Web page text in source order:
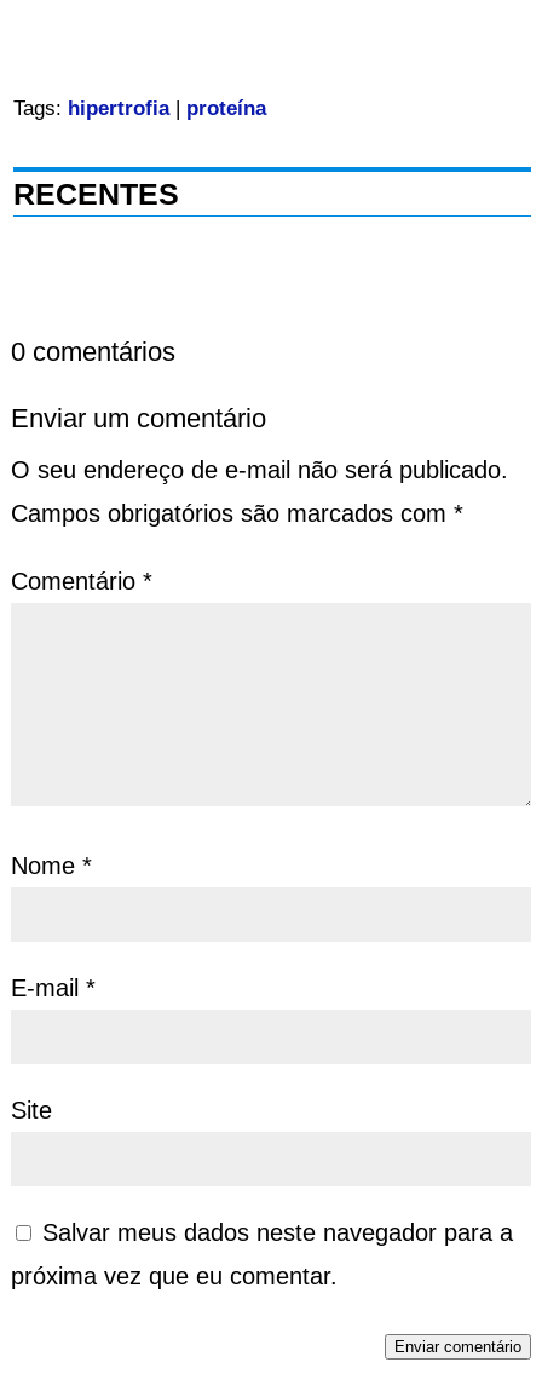
Tags: hipertrofia| proteína
RECENTES
0 comentários
Enviar um comentário
O seu endereço de e-mail não será publicado.
Campos obrigatórios são marcados com *
Comentário *
Nome *
E-mail *
Site
Salvar meus dados neste navegador para a
próxima vez que eu comentar.
Enviar comentário